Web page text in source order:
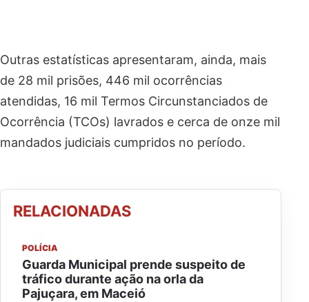
Outras estatísticas apresentaram, ainda, mais
de 28 mil prisões, 446 mil ocorrências
atendidas, 16 mil Termos Circunstanciados de
Ocorrência (TCOs) lavrados e cerca de onze mil
mandados judiciais cumpridos no período.
RELACIONADAS
POLÍCIA
Guarda Municipal prende suspeito de
tráfico durante ação na orla da
Pajuçara, em Maceió